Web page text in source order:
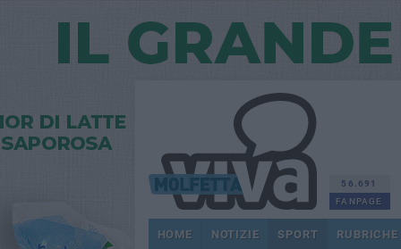
56.691
FANPAGE
HOME NOTIZIE SPORT RUBRICHE